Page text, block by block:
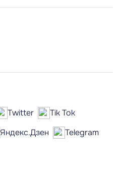
Twitter
Tik Tok
Яндекс.Дзен
Telegram